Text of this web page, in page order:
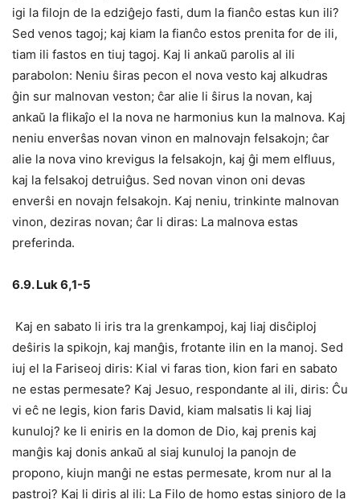
igi la filojn de la edziĝejo fasti, dum la fianĉo estas kun ili?
Sed venos tagoj; kaj kiam la fianĉo estos prenita for de ili,
tiam ili fastos en tiuj tagoj. Kaj li ankaŭ parolis al ili
parabolon: Neniu ŝiras pecon el nova vesto kaj alkudras
ĝin sur malnovan veston; ĉar alie li ŝirus la novan, kaj
ankaŭ la flikaĵo el la nova ne harmonius kun la malnova. Kaj
neniu enverŝas novan vinon en malnovajn felsakojn; ĉar
alie la nova vino krevigus la felsakojn, kaj ĝi mem elfluus,
kaj la felsakoj detruiĝus. Sed novan vinon oni devas
enverŝi en novajn felsakojn. Kaj neniu, trinkinte malnovan
vinon, deziras novan; ĉar li diras: La malnova estas
preferinda.
6.9. Luk 6,1-5
Kaj en sabato li iris tra la grenkampoj, kaj liaj disĉiploj
deŝiris la spikojn, kaj manĝis, frotante ilin en la manoj. Sed
iuj el la Fariseoj diris: Kial vi faras tion, kion fari en sabato
ne estas permesate? Kaj Jesuo, respondante al ili, diris: Ĉu
vi eĉ ne legis, kion faris David, kiam malsatis li kaj liaj
kunuloj? ke li eniris en la domon de Dio, kaj prenis kaj
manĝis kaj donis ankaŭ al siaj kunuloj la panojn de
propono, kiujn manĝi ne estas permesate, krom nur al la
pastroj? Kaj li diris al ili: La Filo de homo estas sinjoro de la